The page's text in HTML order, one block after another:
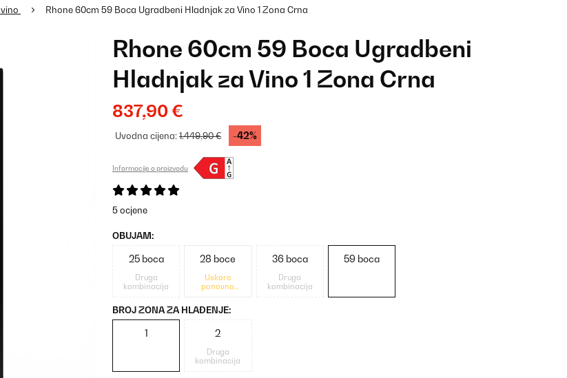
Rhone 60cm 59 Boca Ugradbeni Hladnjak za Vino 1 Zona Crna
Rhone 60cm 59 Boca Ugradbeni
Hladnjak za Vino 1 Zona Crna
837,90 €
Uvodna cijena:1.449,90 € -42%
Informacije o proizvodu
5 ocjene
OBUJAM:
25 boca
Druga
kombinacija
28 boce
Uskoro
ponovno
36 boca
Druga
kombinacija
59 boca
BROJ ZONA ZA HLAĐENJE:
1 2
Druga
kombinacija